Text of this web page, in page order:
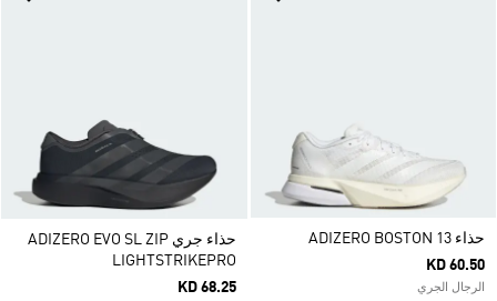
حذاء ADIZERO BOSTON 13
KD 60.50
الرجال الجري
حذاء جري ADIZERO EVO SL ZIP
LIGHTSTRIKEPRO
KD 68.25